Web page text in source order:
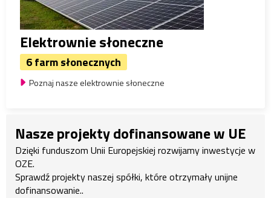
Elektrownie słoneczne
6 farm słonecznych
Poznaj nasze elektrownie słoneczne
Nasze projekty dofinansowane w UE
Dzięki funduszom Unii Europejskiej rozwijamy inwestycje w
OZE.
Sprawdź projekty naszej spółki, które otrzymały unijne
dofinansowanie..